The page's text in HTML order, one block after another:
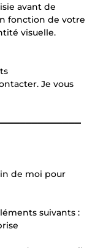
avant de
fonction de votre
visuelle.
Je vous
de moi pour
suivants :